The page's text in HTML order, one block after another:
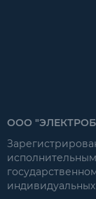
ООО